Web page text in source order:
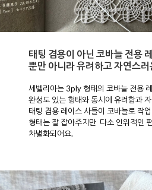
태팅 겸용이 아닌 코바늘 전용
뿐만 아니라 유려하고 자연스
세벨리아는 3ply 형태의 코바늘 전용
완성도 있는 형태와 동시에 유려함과
태팅 겸용 레이스 사들이 코바늘로 작
형태는 잘 잡아주지만 다소 인위적인
차별화되어요.